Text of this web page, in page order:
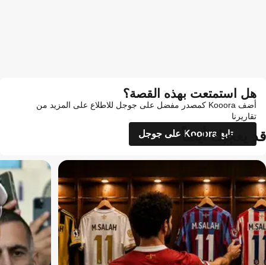
هل استمتعت بهذه القصة؟
أضف Kooora كمصدر مفضل على جوجل للاطلاع على المزيد من
تقاريرنا
تابع Kooora على جوجل
قد يعجبك أيضاً